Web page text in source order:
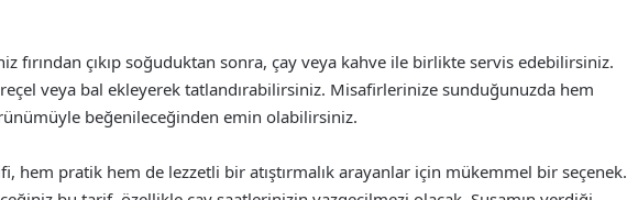
fırından çıkıp soğuduktan sonra, çay veya kahve ile birlikte servis edebilirsiniz.
veya bal ekleyerek tatlandırabilirsiniz. Misafirlerinize sunduğunuzda hem
beğenileceğinden emin olabilirsiniz.
hem pratik hem de lezzetli bir atıştırmalık arayanlar için mükemmel bir seçenek.